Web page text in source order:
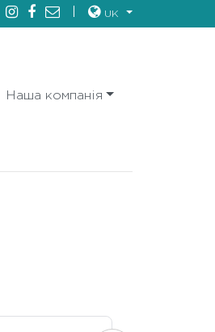
UK
Наша компанія